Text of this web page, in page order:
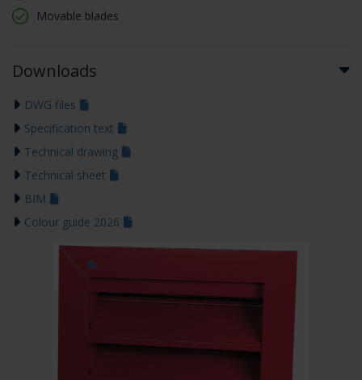
Movable blades
Downloads
DWG files
Specification text
Technical drawing
Technical sheet
BIM
Colour guide 2026